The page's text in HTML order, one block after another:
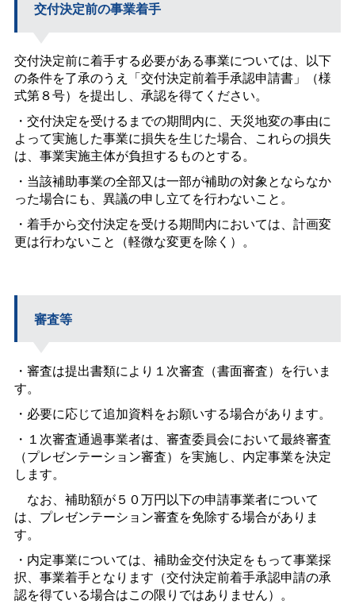
交付決定前の事業着手
交付決定前に着手する必要がある事業については、以下
の条件を了承のうえ「交付決定前着手承認申請書」（様
式第８号）を提出し、承認を得てください。
・交付決定を受けるまでの期間内に、天災地変の事由に
よって実施した事業に損失を生じた場合、これらの損失
は、事業実施主体が負担するものとする。
・当該補助事業の全部又は一部が補助の対象とならなか
った場合にも、異議の申し立てを行わないこと。
・着手から交付決定を受ける期間内においては、計画変
更は行わないこと（軽微な変更を除く）。
審査等
・審査は提出書類により１次審査（書面審査）を行いま
す。
・必要に応じて追加資料をお願いする場合があります。
・１次審査通過事業者は、審査委員会において最終審査
（プレゼンテーション審査）を実施し、内定事業を決定
します。
なお、補助額が５０万円以下の申請事業者について
は、プレゼンテーション審査を免除する場合がありま
す。
・内定事業については、補助金交付決定をもって事業採
択、事業着手となります（交付決定前着手承認申請の承
認を得ている場合はこの限りではありません）。